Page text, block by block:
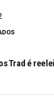
Trad é